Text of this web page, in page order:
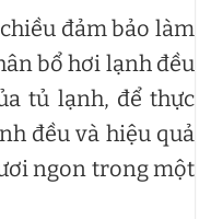
đảm bảo làm
bổ hơi lạnh đều
tủ lạnh, để thực
đều và hiệu quả
ngon trong một